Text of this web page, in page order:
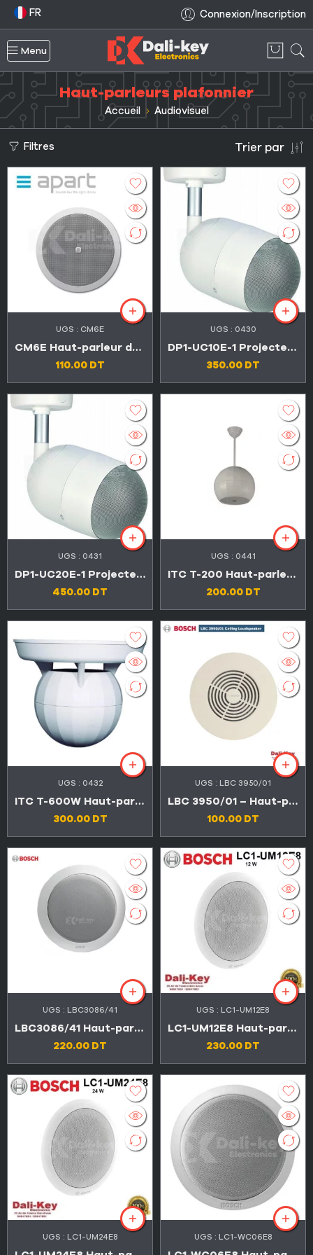
FR Connexion/Inscription
Menu
Haut-parleurs plafonnier
Accueil Audiovisuel
Filtres Trier par
UGS : CM6E
CM6E Haut-parleur de plafond à double cône 6,5″
110.00 DT
UGS : 0430
DP1-UC10E-1 Projecteur de son unidirectionnel 10W
350.00 DT
UGS : 0431
DP1-UC20E-1 Projecteur de son unidirectionnel 20 w
450.00 DT
UGS : 0441
ITC T-200 Haut-parleur pendentif intégré passive 6W 5″
200.00 DT
UGS : 0432
ITC T-600W Haut-parleur pendentif blanc, 360 degrés dispersion, 6″
300.00 DT
UGS : LBC 3950/01
LBC 3950/01 – Haut-parleur de plafond étanche (IPx4)
100.00 DT
UGS : LBC3086/41
LBC3086/41 Haut-parleur de plafond 9W avec dôme anti-feu métallique
220.00 DT
UGS : LC1-UM12E8
LC1-UM12E8 Haut-parleur de plafond encastré BOSCH 12W
230.00 DT
UGS : LC1-UM24E8 UGS : LC1-WC06E8